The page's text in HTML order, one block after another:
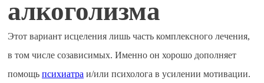
алкоголизма
Этот вариант исцеления лишь часть комплексного лечения,
в том числе созависимых. Именно он хорошо дополняет
помощь психиатра и/или психолога в усилении мотивации.